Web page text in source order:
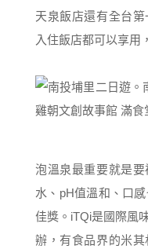
天泉飯店還有全台
入住飯店都可以享用
泡溫泉最重要就是
水、pH值溫和、口
佳獎。iTQi是國際風
辦，有食品界的米